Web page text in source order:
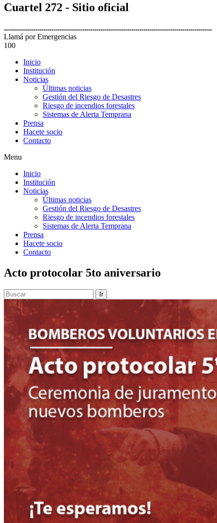
Cuartel 272 - Sitio oficial
Llamá por Emergencias
100
Inicio
Institución
Noticias
Últimas noticias
Gestión del Riesgo de Desastres
Riesgo de incendios forestales
Sistemas de Alerta Temprana
Prensa
Hacete socio
Contacto
Menu
Inicio
Institución
Noticias
Últimas noticias
Gestión del Riesgo de Desastres
Riesgo de incendios forestales
Sistemas de Alerta Temprana
Prensa
Hacete socio
Contacto
Acto protocolar 5to aniversario
Ir